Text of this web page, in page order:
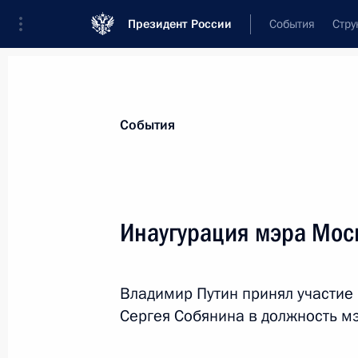
Президент России События
Открытие автомобильной дороги
21 декабря 2023 года, 14:30
События
Инаугурация мэра
Владимир Путин принял
Сергея Собянина в должность